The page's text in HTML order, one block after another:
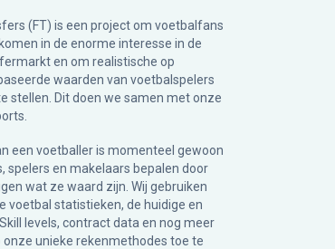
(FT) is een project om voetbalfans
in de enorme interesse in de
en om realistische op
waarden van voetbalspelers
stellen. Dit doen we samen met onze
een voetballer is momenteel gewoon
spelers en makelaars bepalen door
wat ze waard zijn. Wij gebruiken
voetbal statistieken, de huidige en
levels, contract data en nog meer
unieke rekenmethodes toe te